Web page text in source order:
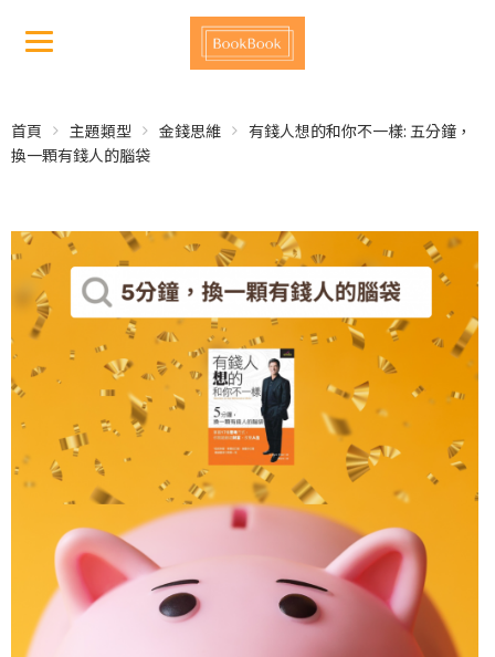
首頁 主題類型 金錢思維
有錢人想的和你不一樣: 五分鐘，
換一顆有錢人的腦袋